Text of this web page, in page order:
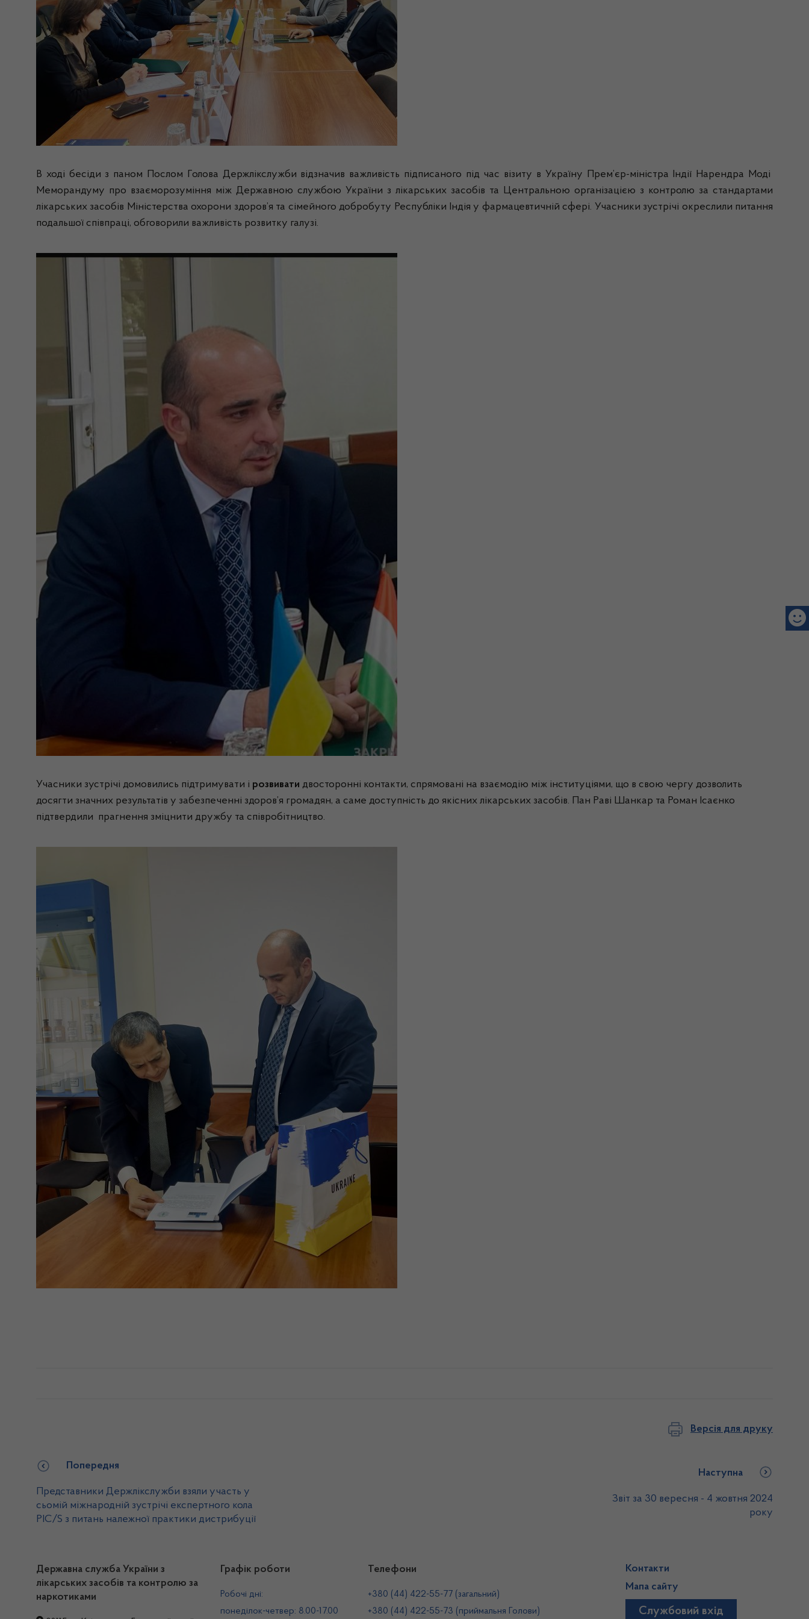
В ході бесіди з паном Послом Голова Держлікслужби відзначив важливість підписаного під час візиту в Україну Прем’єр-міністра Індії Нарендра Моді
Меморандуму про взаєморозуміння між Державною службою України з лікарських засобів та Центральною організацією з контролю за стандартами
лікарських засобів Міністерства охорони здоров’я та сімейного добробуту Республіки Індія у фармацевтичній сфері. Учасники зустрічі окреслили питання
подальшої співпраці, обговорили важливість розвитку галузі.
Учасники зустрічі домовились підтримувати і розвивати двосторонні контакти, спрямовані на взаємодію між інституціями, що в свою чергу дозволить
досягти значних результатів у забезпеченні здоров’я громадян, а саме доступність до якісних лікарських засобів. Пан Раві Шанкар та Роман Ісаєнко
підтвердили прагнення зміцнити дружбу та співробітництво.
Версія для друку
Попередня
Представники Держлікслужби взяли участь у
сьомій міжнародній зустрічі експертного кола
PIC/S з питань належної практики дистрибуції
Наступна
Звіт за 30 вересня - 4 жовтня 2024
року
Державна служба України з
лікарських засобів та контролю за
наркотиками
Графік роботи
Робочі дні:
понеділок-четвер: 8.00-17.00
Телефони
+380 (44) 422-55-77 (загальний)
+380 (44) 422-55-73 (приймальня Голови)
Контакти
Мапа сайту
Службовий вхід